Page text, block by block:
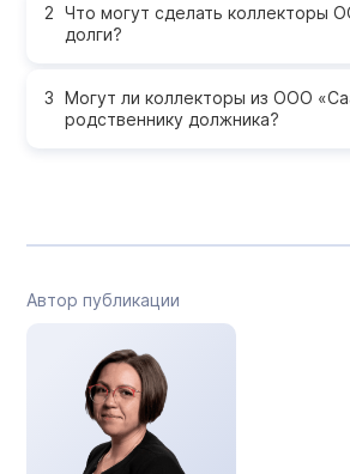
Что могут сделать коллекторы
долги?
Могут ли коллекторы из ООО
родственнику должника?
Автор публикации